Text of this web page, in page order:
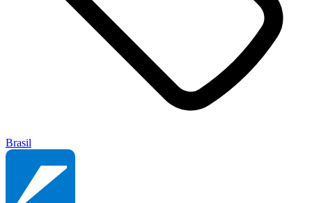
Brasil